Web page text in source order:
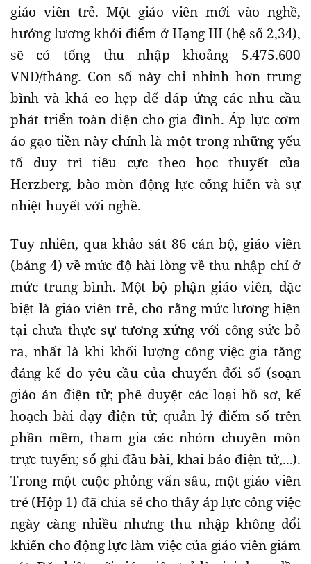
giáo viên trẻ. Một giáo viên mới vào nghề,
hưởng lương khởi điểm ở Hạng III (hệ số 2,34),
sẽ có tổng thu nhập khoảng 5.475.600
VNĐ/tháng. Con số này chỉ nhỉnh hơn trung
bình và khá eo hẹp để đáp ứng các nhu cầu
phát triển toàn diện cho gia đình. Áp lực cơm
áo gạo tiền này chính là một trong những yếu
tố duy trì tiêu cực theo học thuyết của
Herzberg, bào mòn động lực cống hiến và sự
nhiệt huyết với nghề.
Tuy nhiên, qua khảo sát 86 cán bộ, giáo viên
(bảng 4) về mức độ hài lòng về thu nhập chỉ ở
mức trung bình. Một bộ phận giáo viên, đặc
biệt là giáo viên trẻ, cho rằng mức lương hiện
tại chưa thực sự tương xứng với công sức bỏ
ra, nhất là khi khối lượng công việc gia tăng
đáng kể do yêu cầu của chuyển đổi số (soạn
giáo án điện tử; phê duyệt các loại hồ sơ, kế
hoạch bài dạy điện tử; quản lý điểm số trên
phần mềm, tham gia các nhóm chuyên môn
trực tuyến; sổ ghi đầu bài, khai báo điện tử,...).
Trong một cuộc phỏng vấn sâu, một giáo viên
trẻ (Hộp 1) đã chia sẻ cho thấy áp lực công việc
ngày càng nhiều nhưng thu nhập không đổi
khiến cho động lực làm việc của giáo viên giảm